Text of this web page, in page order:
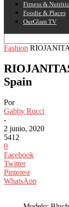
Fitness &
Foodie & Places
OurGlam TV
Fashion
Spain
Por
Gabby Rucci
-
2 junio, 2020
5412
0
Facebook
Twitter
Pinterest
WhatsApp